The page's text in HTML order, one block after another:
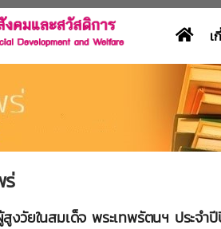
ร่
สูงวัยในสมเด็จ พระเทพรัตนฯ ประจ